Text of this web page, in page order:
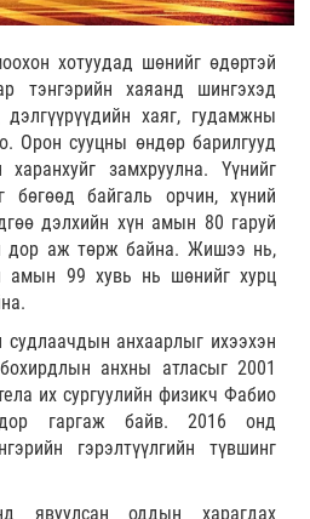
хотуудад шөнийг өдөртэй
тэнгэрийн хаяанд шингэхэд
хаяг, гудамжны
Орон сууцны өндөр барилгууд
замхруулна. Үүнийг
бөгөөд байгаль орчин, хүний
дэлхийн хүн амын 80 гаруй
дор аж төрж байна. Жишээ нь,
амын 99 хувь нь шөнийг хурц
судлаачдын анхаарлыг ихээхэн
анхны атласыг 2001
их сургуулийн физикч Фабио
гаргаж байв. 2016 онд
гэрэлтүүлгийн түвшинг
явуулсан оддын харагдах